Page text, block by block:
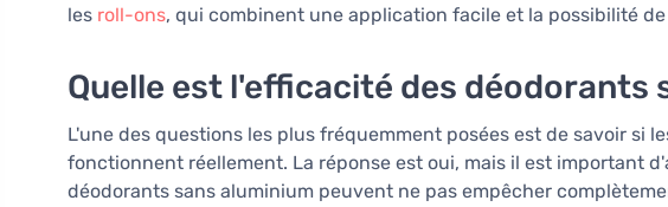
les roll-ons, qui combinent une application facile et la possibilité
Quelle est l'efficacité des déodorants
L'une des questions les plus fréquemment posées est de savoir si
fonctionnent réellement. La réponse est oui, mais il est important
déodorants sans aluminium peuvent ne pas empêcher